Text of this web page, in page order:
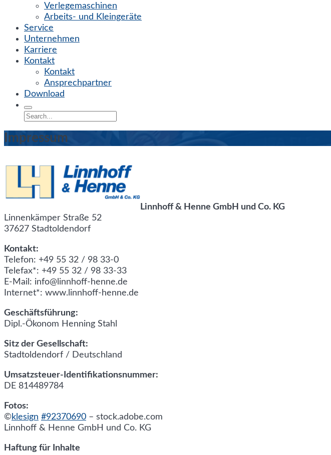
Verlegemaschinen
Arbeits- und Kleingeräte
Service
Unternehmen
Karriere
Kontakt
Kontakt
Ansprechpartner
Download
Impressum
Linnhoff & Henne GmbH und Co. KG
Linnenkämper Straße 52
37627 Stadtoldendorf
Kontakt:
Telefon: +49 55 32 / 98 33-0
Telefax*: +49 55 32 / 98 33-33
E-Mail: info@linnhoff-henne.de
Internet*: www.linnhoff-henne.de
Geschäftsführung:
Dipl.-Ökonom Henning Stahl
Sitz der Gesellschaft:
Stadtoldendorf / Deutschland
Umsatzsteuer-Identifikationsnummer:
DE 814489784
Fotos:
©klesign #92370690 – stock.adobe.com
Linnhoff & Henne GmbH und Co. KG
Haftung für Inhalte